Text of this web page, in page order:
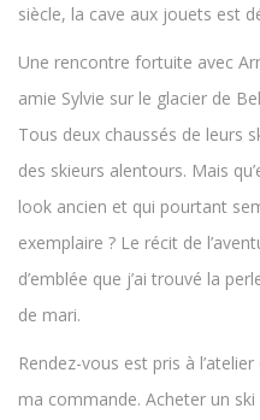
siècle, la cave aux jouets est
Une rencontre fortuite avec
amie Sylvie sur le glacier de
Tous deux chaussés de leurs
des skieurs alentours. Mais
look ancien et qui pourtant
exemplaire ? Le récit de
d’emblée que j’ai trouvé la
de mari.
Rendez-vous est pris à
ma commande. Acheter un ski